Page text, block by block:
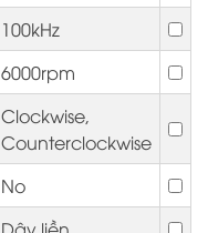
100kHz
6000rpm
Clockwise,
Counterclockwise
No